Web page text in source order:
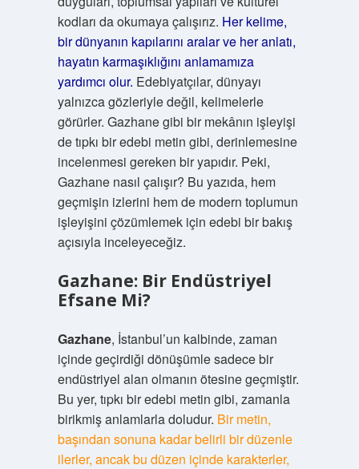
kodları da okumaya çalışırız. Her kelime,
bir dünyanın kapılarını aralar ve her anlatı,
hayatın karmaşıklığını anlamamıza
yardımcı olur. Edebiyatçılar, dünyayı
yalnızca gözleriyle değil, kelimelerle
görürler. Gazhane gibi bir mekânın işleyişi
de tıpkı bir edebi metin gibi, derinlemesine
incelenmesi gereken bir yapıdır. Peki,
Gazhane nasıl çalışır? Bu yazıda, hem
geçmişin izlerini hem de modern toplumun
işleyişini çözümlemek için edebi bir bakış
açısıyla inceleyeceğiz.
Gazhane: Bir Endüstriyel
Efsane Mi?
Gazhane, İstanbul’un kalbinde, zaman
içinde geçirdiği dönüşümle sadece bir
endüstriyel alan olmanın ötesine geçmiştir.
Bu yer, tıpkı bir edebi metin gibi, zamanla
birikmiş anlamlarla doludur. Bir metin,
başından sonuna kadar belirli bir düzenle
ilerler, ancak bu düzen içinde karakterler,